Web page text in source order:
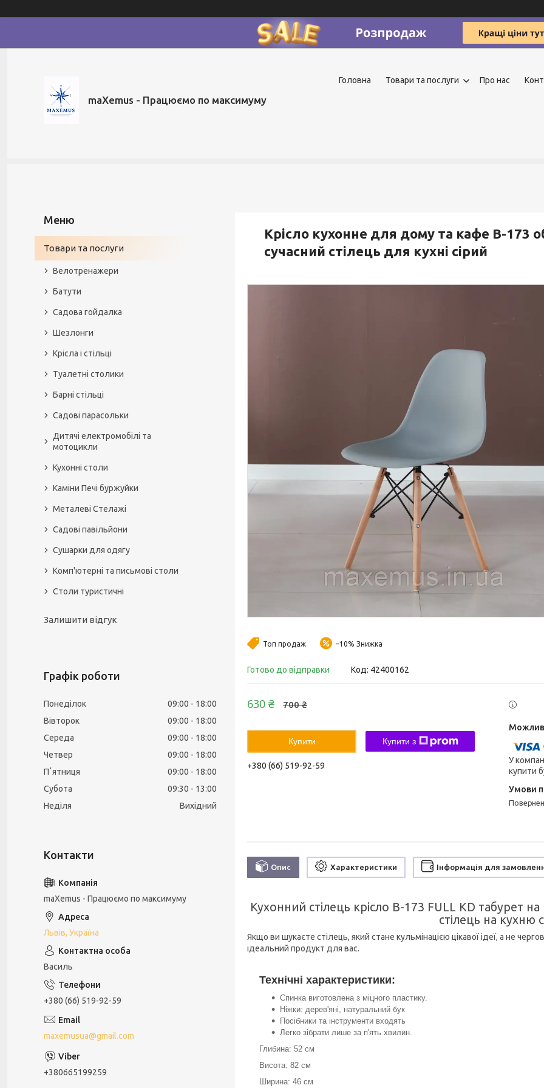
maXemus - Працюємо по максимуму
Головна Товари та послуги Про нас
Крісло кухонне для дому та кафе В-173
сучасний стілець для кухні сірий
Топ продаж –10%
Готово до відправки Код: 42400162
700 ₴
630 ₴
Купити Купити з
+380 (66) 519-92-59
У
купити
Опис Характеристики Інформація для
Кухонний стілець крісло В-173 FULL KD табурет
стілець на кухню
Якщо ви шукаєте стілець, який стане кульмінацією цікавої ідеї, а не
ідеальний продукт для вас.
Технічні характеристики:
Спинка виготовлена з міцного пластику.
Ніжки: дерев'яні, натуральний бук
Посібники та інструменти входять
Легко зібрати лише за п'ять хвилин.
Глибина: 52 см
Висота: 82 см
Ширина: 46 см
Товари та послуги
Велотренажери
Батути
Садова гойдалка
Шезлонги
Крісла і стільці
Туалетні столики
Барні стільці
Садові парасольки
Дитячі електромобілі та
мотоцикли
Кухонні столи
Каміни Печі буржуйки
Металеві Стелажі
Садові павільйони
Сушарки для одягу
Комп'ютерні та письмові столи
Столи туристичні
Залишити відгук
Графік роботи
Понеділок 09:00
18:00
Вівторок
09:00
18:00
Середа
09:00
18:00
Четвер
09:00
18:00
Пʼятниця
09:00
18:00
Субота
09:30
13:00
Неділя
Вихідний
maXemus - Працюємо по максимуму
Львів, Україна
Василь
+380 (66) 519-92-59
maxemusua@gmail.com
+380665199259